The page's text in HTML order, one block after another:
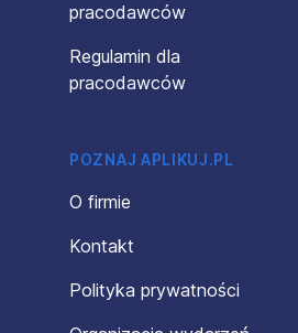
pracodawców
Regulamin dla
pracodawców
POZNAJ APLIKUJ.PL
O firmie
Kontakt
Polityka prywatności